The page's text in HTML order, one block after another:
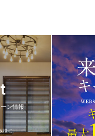
ン情報
様に